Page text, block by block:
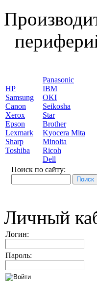
HP
Samsung
Canon
Xerox
Epson
Lexmark
Sharp
Toshiba
Panasonic
IBM
OKI
Seikosha
Star
Brother
Kyocera Mita
Minolta
Ricoh
Dell
Поиск по сайту:
Личный
Логин:
Пароль: